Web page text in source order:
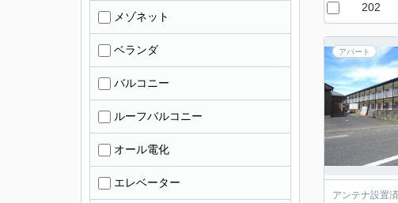
202
アパート
アンテナ設置
メゾネット
ベランダ
バルコニー
ルーフバルコニー
オール電化
エレベーター